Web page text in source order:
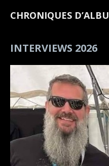
CHRONIQUES
INTERVIEWS 2026